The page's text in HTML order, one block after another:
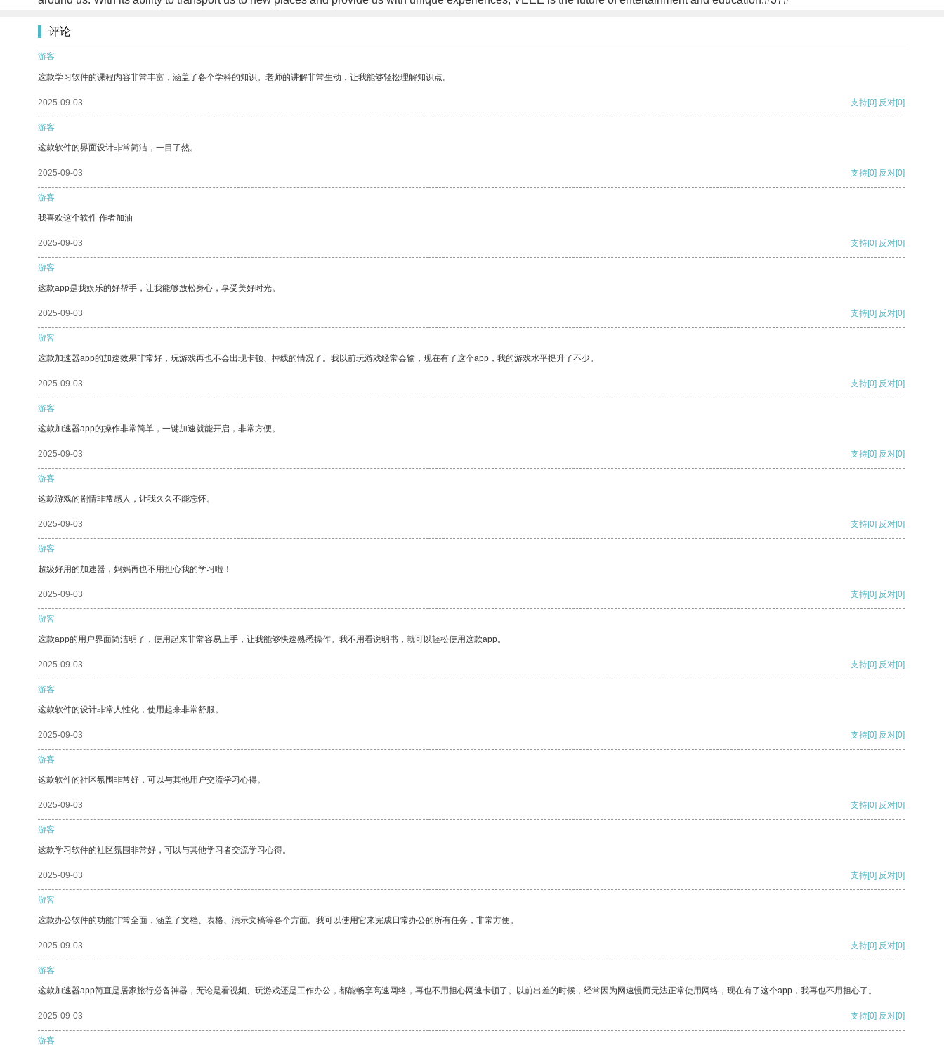
评论
游客
这款学习软件的课程内容非常丰富，涵盖了各个学科的知识。老师的讲解非常生动，让我能够轻松理解知识点。
2025-09-03 支持[0] 反对[0]
游客
这款软件的界面设计非常简洁，一目了然。
2025-09-03 支持[0] 反对[0]
游客
我喜欢这个软件 作者加油
2025-09-03 支持[0] 反对[0]
游客
这款app是我娱乐的好帮手，让我能够放松身心，享受美好时光。
2025-09-03 支持[0] 反对[0]
游客
这款加速器app的加速效果非常好，玩游戏再也不会出现卡顿、掉线的情况了。我以前玩游戏经常会输，现在有了这个app，我的游戏水平提升了不少。
2025-09-03 支持[0] 反对[0]
游客
这款加速器app的操作非常简单，一键加速就能开启，非常方便。
2025-09-03 支持[0] 反对[0]
游客
这款游戏的剧情非常感人，让我久久不能忘怀。
2025-09-03 支持[0] 反对[0]
游客
超级好用的加速器，妈妈再也不用担心我的学习啦！
2025-09-03 支持[0] 反对[0]
游客
这款app的用户界面简洁明了，使用起来非常容易上手，让我能够快速熟悉操作。我不用看说明书，就可以轻松使用这款app。
2025-09-03 支持[0] 反对[0]
游客
这款软件的设计非常人性化，使用起来非常舒服。
2025-09-03 支持[0] 反对[0]
游客
这款软件的社区氛围非常好，可以与其他用户交流学习心得。
2025-09-03 支持[0] 反对[0]
游客
这款学习软件的社区氛围非常好，可以与其他学习者交流学习心得。
2025-09-03 支持[0] 反对[0]
游客
这款办公软件的功能非常全面，涵盖了文档、表格、演示文稿等各个方面。我可以使用它来完成日常办公的所有任务，非常方便。
2025-09-03 支持[0] 反对[0]
游客
这款加速器app简直是居家旅行必备神器，无论是看视频、玩游戏还是工作办公，都能畅享高速网络，再也不用担心网速卡顿了。以前出差的时候，经常因为网速慢而无法正常使用网络，现在有了这个app，我再也不用担心了。
2025-09-03 支持[0] 反对[0]
游客